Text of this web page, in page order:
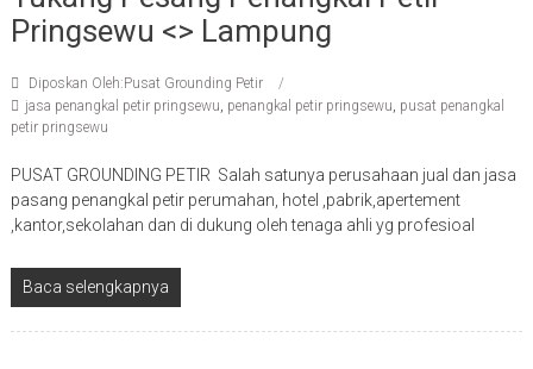
Pringsewu <> Lampung
Diposkan Oleh:Pusat Grounding Petir
jasa penangkal petir pringsewu, penangkal petir pringsewu, pusat penangkal
petir pringsewu
PUSAT GROUNDING PETIR Salah satunya perusahaan jual dan jasa
pasang penangkal petir perumahan, hotel ,pabrik,apertement
,kantor,sekolahan dan di dukung oleh tenaga ahli yg profesioal
Baca selengkapnya